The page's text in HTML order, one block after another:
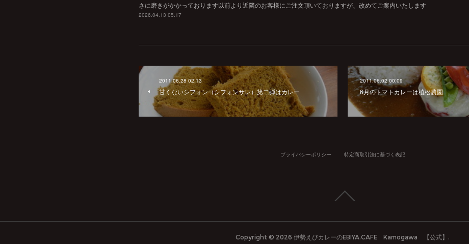
さに磨きがかかっております以前より近隣のお客様にご注文頂いておりますが、改めてご案内いたします
2026.04.13 05:17
2011.06.28 02:13
甘くないシフォン（シフォンサレ）第二弾はカレー
2011.06.02 00:09
6月のトマトカレーは植松農園
プライバシーポリシー 特定商取引法に基づく表記
Copyright © 2026 伊勢えびカレーのEBIYA.CAFE Kamogawa 【公式】 .